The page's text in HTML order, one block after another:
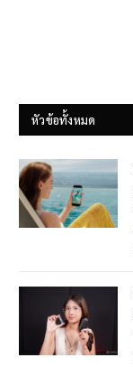
หัวข้อทั้งหมด